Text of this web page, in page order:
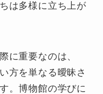
は多様に立ち上が
に重要なのは、
方を単なる曖昧さ
。博物館の学びに